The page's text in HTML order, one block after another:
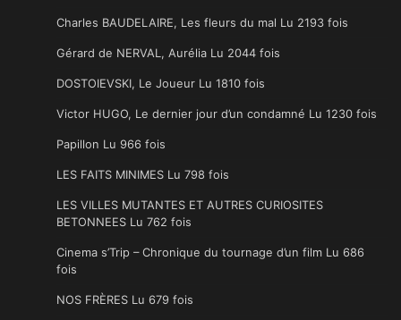
Charles BAUDELAIRE, Les fleurs du mal Lu 2193 fois
Gérard de NERVAL, Aurélia Lu 2044 fois
DOSTOIEVSKI, Le Joueur Lu 1810 fois
Victor HUGO, Le dernier jour d’un condamné Lu 1230 fois
Papillon Lu 966 fois
LES FAITS MINIMES Lu 798 fois
LES VILLES MUTANTES ET AUTRES CURIOSITES
BETONNEES Lu 762 fois
Cinema s’Trip – Chronique du tournage d’un film Lu 686
fois
NOS FRÈRES Lu 679 fois